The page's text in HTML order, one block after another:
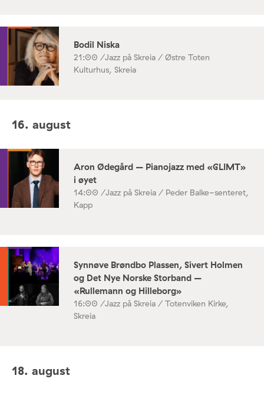
Bodil Niska
21:00 /Jazz på Skreia / Østre Toten
Kulturhus, Skreia
16. august
Aron Ødegård – Pianojazz med «GLIMT»
i øyet
14:00 /Jazz på Skreia / Peder Balke-senteret,
Kapp
Synnøve Brøndbo Plassen, Sivert Holmen
og Det Nye Norske Storband –
«Rullemann og Hilleborg»
16:00 /Jazz på Skreia / Totenviken Kirke,
Skreia
18. august